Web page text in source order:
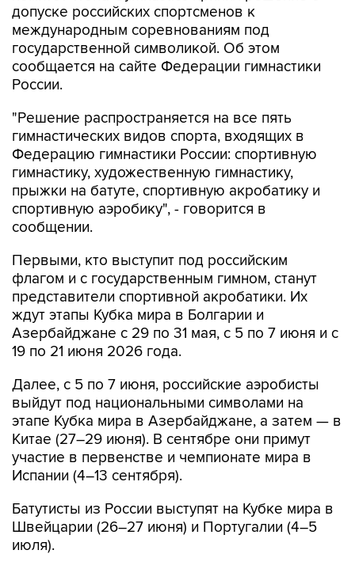
допуске российских спортсменов к
международным соревнованиям под
государственной символикой. Об этом
сообщается на сайте Федерации гимнастики
России.
"Решение распространяется на все пять
гимнастических видов спорта, входящих в
Федерацию гимнастики России: спортивную
гимнастику, художественную гимнастику,
прыжки на батуте, спортивную акробатику и
спортивную аэробику", - говорится в
сообщении.
Первыми, кто выступит под российским
флагом и с государственным гимном, станут
представители спортивной акробатики. Их
ждут этапы Кубка мира в Болгарии и
Азербайджане с 29 по 31 мая, с 5 по 7 июня и с
19 по 21 июня 2026 года.
Далее, с 5 по 7 июня, российские аэробисты
выйдут под национальными символами на
этапе Кубка мира в Азербайджане, а затем — в
Китае (27–29 июня). В сентябре они примут
участие в первенстве и чемпионате мира в
Испании (4–13 сентября).
Батутисты из России выступят на Кубке мира в
Швейцарии (26–27 июня) и Португалии (4–5
июля).